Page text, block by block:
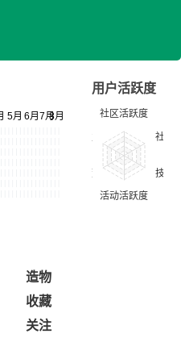
用户活跃度
造物
收藏
关注